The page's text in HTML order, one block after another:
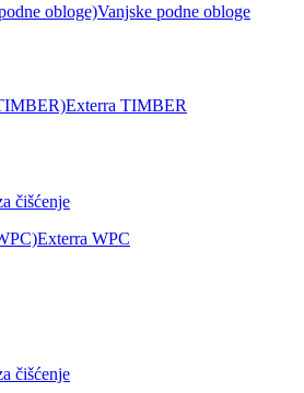
obloge)Vanjske podne obloge
Exterra TIMBER
čišćenje
Exterra WPC
čišćenje